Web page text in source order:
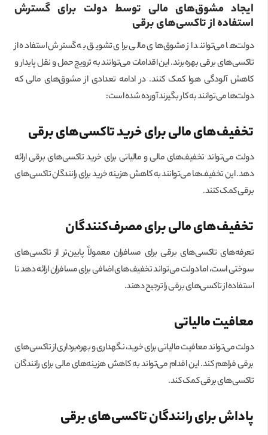
ایجاد مشوق‌های مالی توسط دولت برای گسترش
استفاده از تاکسی‌های برقی
دولت‌ها می‌توانند از مشوق‌های مالی برای تشویق به گسترش استفاده از
تاکسی‌های برقی بهره‌برند. این اقدامات می‌توانند به ترویج حمل و نقل پایدار و
کاهش آلودگی هوا کمک کنند. در ادامه تعدادی از مشوق‌های مالی که
دولت‌ها می‌توانند به کار بگیرند آورده شده است:
تخفیف‌های مالی برای خرید تاکسی‌های برقی
دولت می‌تواند تخفیف‌های مالی و مالیاتی برای خرید تاکسی‌های برقی ارائه
دهد. این تخفیف‌ها می‌توانند به کاهش هزینه خرید برای رانندگان تاکسی‌های
برقی کمک کنند.
تخفیف‌های مالی برای مصرف‌کنندگان
تعرفه‌های تاکسی‌های برقی برای مسافران معمولاً پایین‌تر از تاکسی‌های
سوختی است، اما دولت می‌تواند تخفیف‌های اضافی برای مسافران ارائه دهد تا
استفاده از تاکسی‌های برقی را ترجیح دهند.
معافیت مالیاتی
دولت می‌تواند معافیت مالیاتی برای خرید، نگهداری و بهره‌برداری از تاکسی‌های
برقی فراهم کند. این اقدام می‌تواند به کاهش هزینه‌های مالی برای رانندگان
تاکسی‌های برقی کمک کند.
پاداش برای رانندگان تاکسی‌های برقی